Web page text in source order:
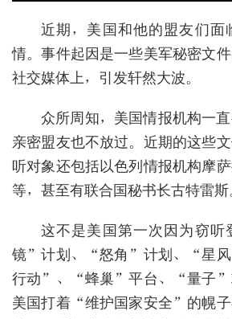
近期，美国和他的盟友们面
情。事件起因是一些美军秘密文
社交媒体上，引发轩然大波。
众所周知，美国情报机构一
亲密盟友也不放过。近期的这些
听对象还包括以色列情报机构摩
等，甚至有联合国秘书长古特雷斯
这不是美国第一次因为窃
镜”计划、“怒角”计划、“星
行动”、“蜂巢”平台、“量子”
美国打着“维护国家安全”的幌子